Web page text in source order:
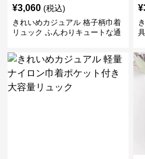
¥3,060 (税込)
きれいめカジュアル 格子柄巾着
リュック ふんわりキュートな通
¥